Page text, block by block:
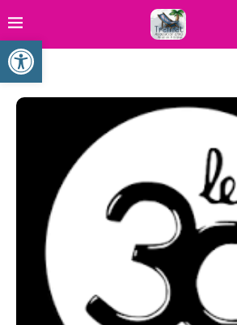
Ouvrir la barre d’outils